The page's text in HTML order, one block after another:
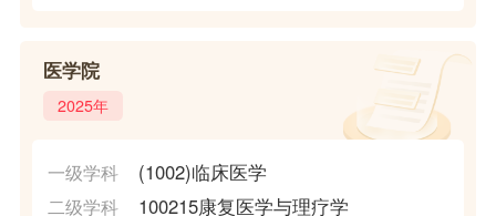
医学院
2025年
一级学科 (1002)临床医学
二级学科 100215康复医学与理疗学